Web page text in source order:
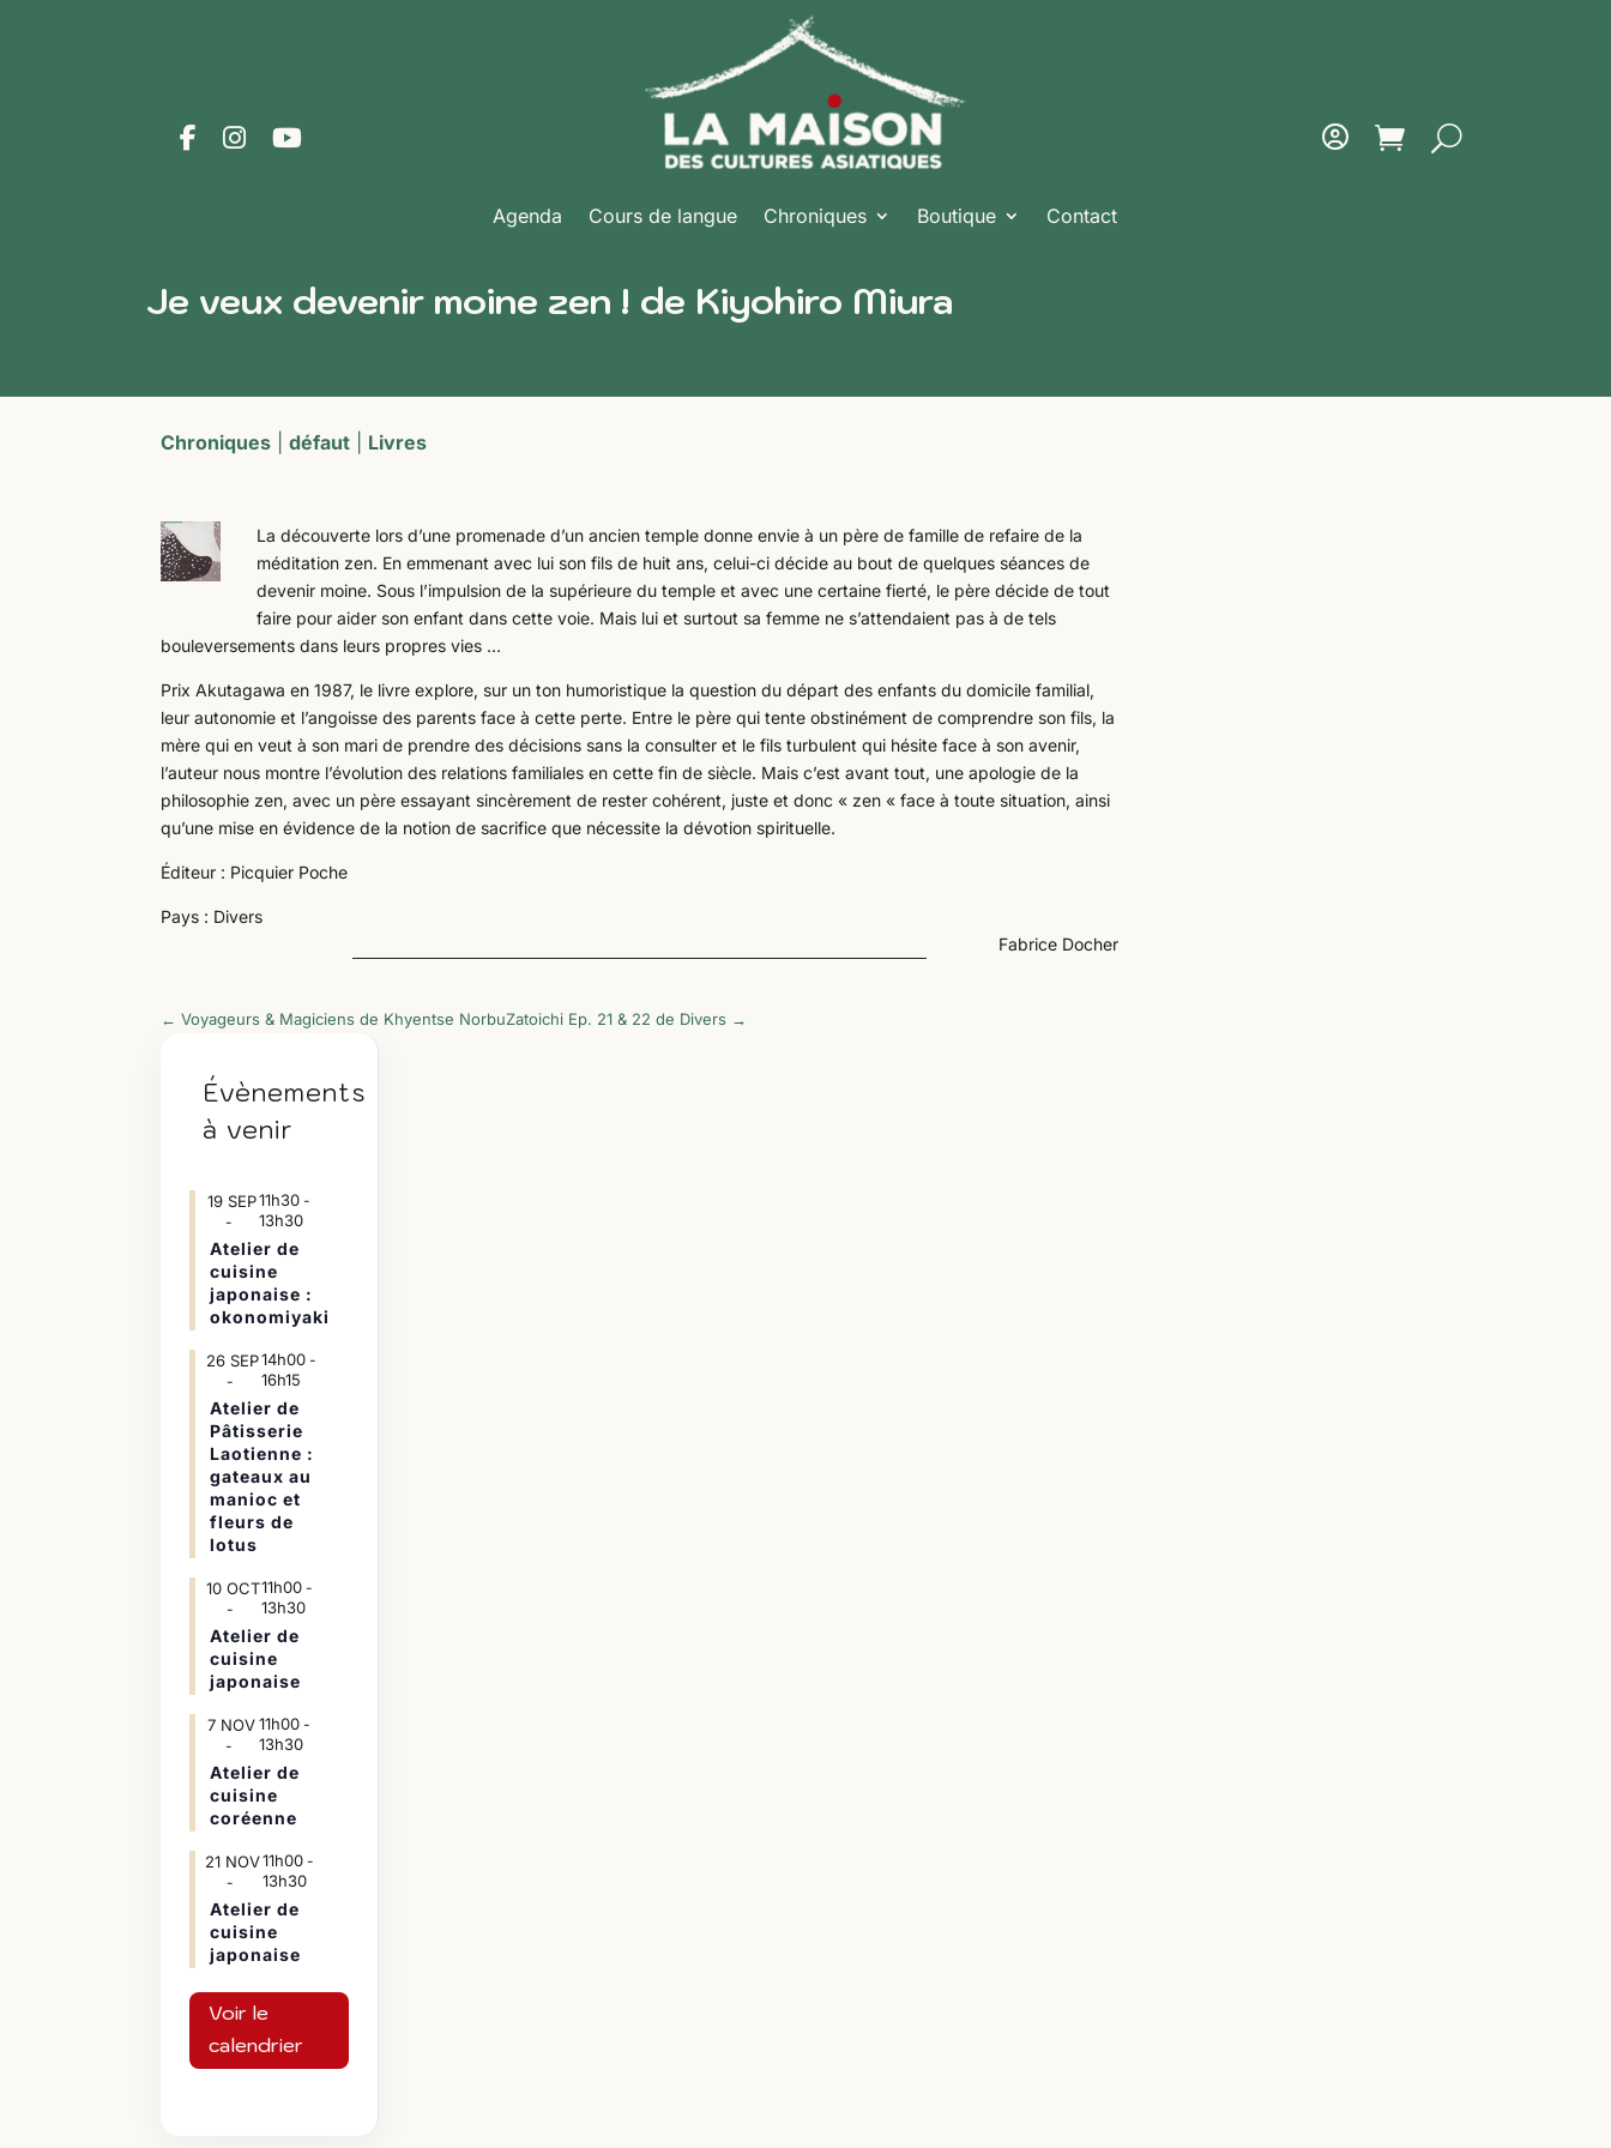
Agenda Cours de langue Chroniques Boutique Contact
Je veux devenir moine zen ! de Kiyohiro Miura
Chroniques |défaut Livres
La découverte lors d’une promenade d’un ancien temple donne envie à un père de famille de refaire de la
méditation zen. En emmenant avec lui son fils de huit ans, celui-ci décide au bout de quelques séances de
devenir moine. Sous l’impulsion de la supérieure du temple et avec une certaine fierté, le père décide de tout
faire pour aider son enfant dans cette voie. Mais lui et surtout sa femme ne s’attendaient pas à de tels
bouleversements dans leurs propres vies …
Prix Akutagawa en 1987, le livre explore, sur un ton humoristique la question du départ des enfants du domicile familial,
leur autonomie et l’angoisse des parents face à cette perte. Entre le père qui tente obstinément de comprendre son fils, la
mère qui en veut à son mari de prendre des décisions sans la consulter et le fils turbulent qui hésite face à son avenir,
l’auteur nous montre l’évolution des relations familiales en cette fin de siècle. Mais c’est avant tout, une apologie de la
philosophie zen, avec un père essayant sincèrement de rester cohérent, juste et donc « zen « face à toute situation, ainsi
qu’une mise en évidence de la notion de sacrifice que nécessite la dévotion spirituelle.
Éditeur : Picquier Poche
Pays : Divers
Fabrice Docher
←Voyageurs & Magiciens de Khyentse NorbuZatoichi Ep. 21 & 22 de Divers →
Évènements
à venir
19 SEP11h30 -
13h30
Atelier de
cuisine
japonaise :
okonomiyaki
26 SEP14h00-
16h15
Atelier de
Pâtisserie
Laotienne :
gateaux au
manioc et
fleurs de
lotus
10 OCT11h00 -
13h30
Atelier de
cuisine
japonaise
7 NOV11h00-
13h30
Atelier de
cuisine
coréenne
21 NOV11h00-
13h30
Atelier de
cuisine
japonaise
Voir le
calendrier